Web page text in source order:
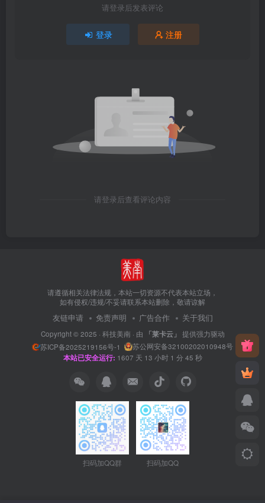
请登录后发表评论
登录 注册
请登录后查看评论内容
请遵循相关法律法规，本站一切资源不代表本站立场，
如有侵权/违规/不妥请联系本站删除，敬请谅解
友链申请 免责声明 广告合作 关于我们
Copyright © 2025 · 科技美南 · 由 「莱卡云」 提供强力驱动
苏ICP备2025219156号-1
苏公网安备32100202010948号
本站已安全运行: 1607 天 13 小时 1 分 45 秒
扫码加QQ群 扫码加QQ